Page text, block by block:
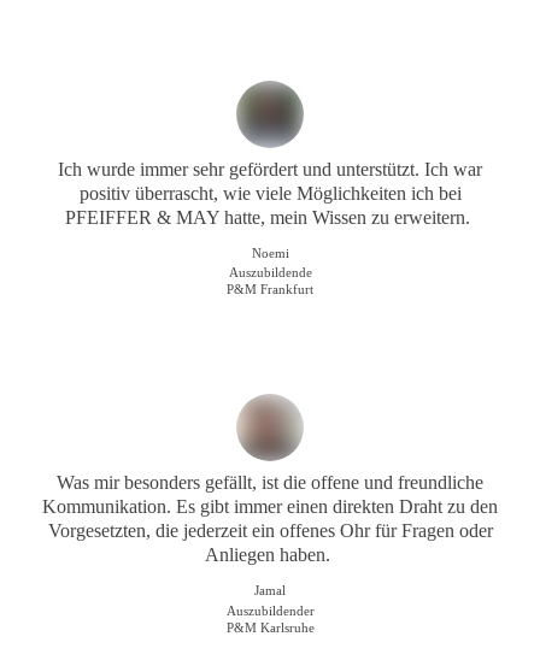
Ich wurde immer sehr gefördert und unterstützt. Ich war
positiv überrascht, wie viele Möglichkeiten ich bei
PFEIFFER & MAY hatte, mein Wissen zu erweitern.
Noemi
Auszubildende
P&M Frankfurt
Was mir besonders gefällt, ist die offene und freundliche
Kommunikation. Es gibt immer einen direkten Draht zu den
Vorgesetzten, die jederzeit ein offenes Ohr für Fragen oder
Anliegen haben.
Jamal
Auszubildender
P&M Karlsruhe